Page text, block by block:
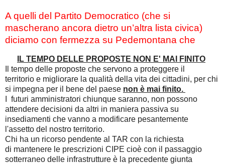
A quelli del Partito Democratico (che si
mascherano ancora dietro un’altra lista civica)
diciamo con fermezza su Pedemontana che
IL TEMPO DELLE PROPOSTE NON E' MAI FINITO
Il tempo delle proposte che servono a proteggere il
territorio e migliorare la qualità della vita dei cittadini, per chi
si impegna per il bene del paese non è mai finito.
I futuri amministratori chiunque saranno, non possono
attendere decisioni da altri in maniera passiva su
insediamenti che vanno a modificare pesantemente
l'assetto del nostro territorio.
Chi ha un ricorso pendente al TAR con la richiesta
di mantenere le prescrizioni CIPE cioè con il passaggio
sotterraneo delle infrastrutture è la precedente giunta